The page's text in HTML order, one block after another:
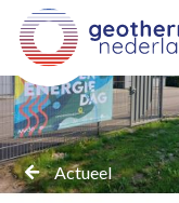
Actueel